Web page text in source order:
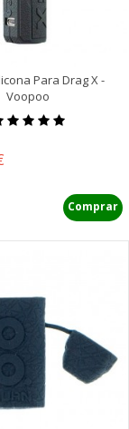
Para Drag X -
Voopoo
Comprar